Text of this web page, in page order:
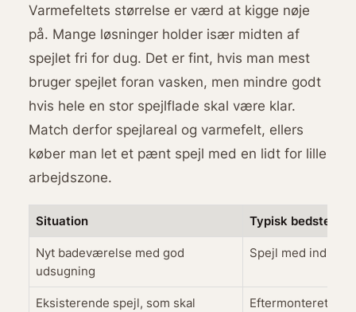
Varmefeltets størrelse er værd at kigge nøje
på. Mange løsninger holder især midten af
spejlet fri for dug. Det er fint, hvis man mest
bruger spejlet foran vasken, men mindre godt
hvis hele en stor spejlflade skal være klar.
Match derfor spejlareal og varmefelt, ellers
køber man let et pænt spejl med en lidt for lille
arbejdszone.
Situation Typisk bedste
Nyt badeværelse med god
udsugning
Spejl med
Eksisterende spejl, som skal
Eftermonteret